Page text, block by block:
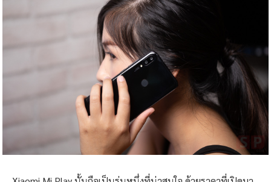
ข้อสังเกตของแบตเตอรี่ความจุ 3,000 mAh ใน Xiaomi Mi Play
นั้นคือหลังจากที่เล่นจนเครื่องร้อนแล้วนั้นแบตเตอรี่จะลดลงเร็ว